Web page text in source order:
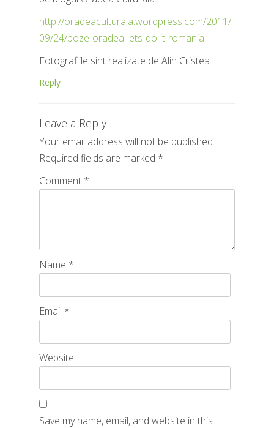
http://oradeaculturala.wordpress.com/2011/
09/24/poze-oradea-lets-do-it-romania
Fotografiile sint realizate de Alin Cristea.
Reply
Leave a Reply
Your email address will not be published.
Required fields are marked *
Comment *
Name *
Email *
Website
Save my name, email, and website in this